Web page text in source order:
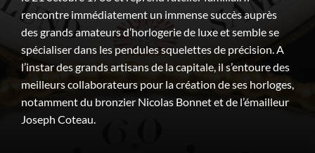
rencontre immédiatement un immense succès auprès
des grands amateurs d’horlogerie de luxe et semble se
spécialiser dans les pendules squelettes de précision. A
l’instar des grands artisans de la capitale, il s’entoure des
meilleurs collaborateurs pour la création de ses horloges,
notamment du bronzier Nicolas Bonnet et de l’émailleur
Joseph Coteau.